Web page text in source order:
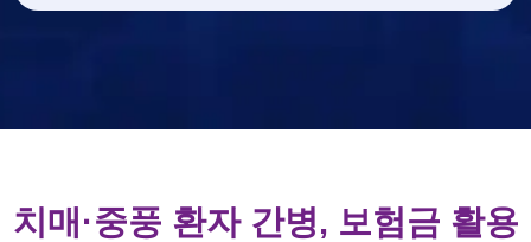
치매·중풍 환자 간병, 보험금 활용